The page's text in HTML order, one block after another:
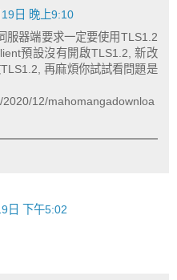
日 晚上9:10
服器端要求一定要使用TLS1.2
預設沒有開啟TLS1.2, 新改
再麻煩你試試看問題是
12/mahomangadownloa
日 下午5:02